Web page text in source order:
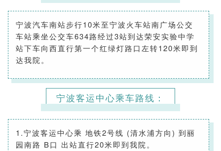
宁波汽车南站步行10米至宁波火车站南广场公交
车站乘坐公交车634路经过3站到达荣安实验中学
站下车向西直行第一个红绿灯路口左转120米即到
达我院。
宁波客运中心乘车路线：
1.宁波客运中心乘 地铁2号线 (清水浦方向) 到丽
园南路 B口 出站直行20米即到我院。